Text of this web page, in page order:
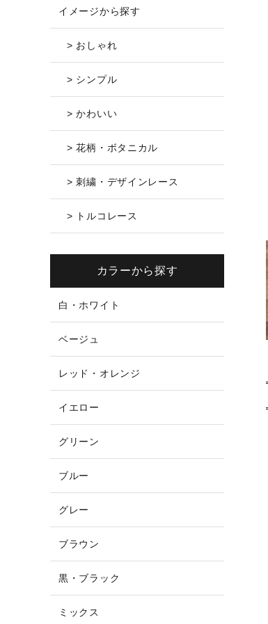
イメージから探す
> おしゃれ
> シンプル
> かわいい
> 花柄・ボタニカル
> 刺繍・デザインレース
> トルコレース
カラーから探す
白・ホワイト
ベージュ
レッド・オレンジ
イエロー
グリーン
ブルー
グレー
ブラウン
黒・ブラック
ミックス